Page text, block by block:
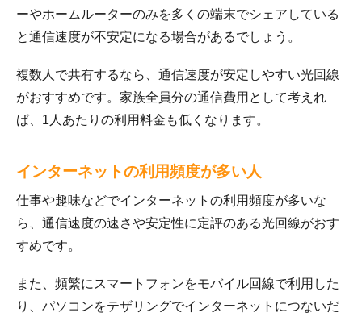
ーやホームルーターのみを多くの端末でシェアしている
と通信速度が不安定になる場合があるでしょう。
複数人で共有するなら、通信速度が安定しやすい光回線
がおすすめです。家族全員分の通信費用として考えれ
ば、1人あたりの利用料金も低くなります。
インターネットの利用頻度が多い人
仕事や趣味などでインターネットの利用頻度が多いな
ら、通信速度の速さや安定性に定評のある光回線がおす
すめです。
また、頻繁にスマートフォンをモバイル回線で利用した
り、パソコンをテザリングでインターネットにつないだ